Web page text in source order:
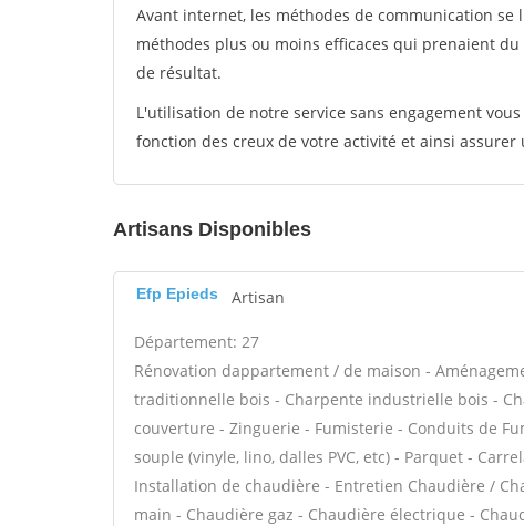
Avant internet, les méthodes de communication
méthodes plus ou moins efficaces qui prenaient
de résultat.
L'utilisation de notre service sans engagement
fonction des creux de votre activité et ainsi assurer
Artisans Disponibles
Efp Epieds Artisan
Département: 27
Rénovation dappartement / de maison -
traditionnelle bois - Charpente industrielle bois -
couverture - Zinguerie - Fumisterie - Conduits de
souple (vinyle, lino, dalles PVC, etc) - Parquet -
Installation de chaudière - Entretien Chaudière /
main - Chaudière gaz - Chaudière électrique -